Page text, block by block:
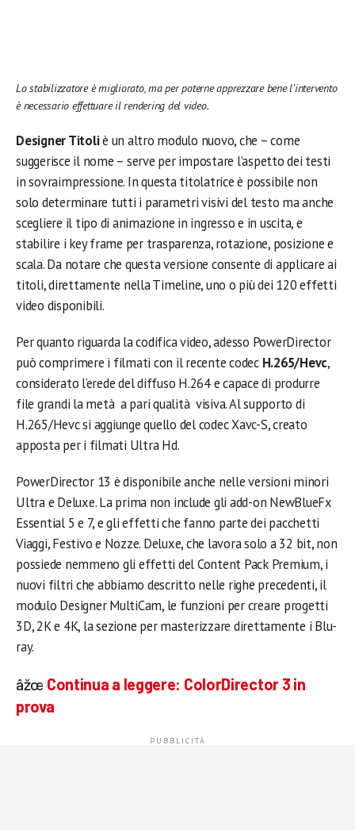
Lo stabilizzatore è migliorato, ma per poterne apprezzare bene l’intervento
è necessario effettuare il rendering del video.
Designer Titoliè un altro modulo nuovo, che – come
suggerisce il nome – serve per impostare l’aspetto dei testi
in sovraimpressione. In questa titolatrice è possibile non
solo determinare tutti i parametri visivi del testo ma anche
scegliere il tipo di animazione in ingresso e in uscita, e
stabilire i key frame per trasparenza, rotazione, posizione e
scala. Da notare che questa versione consente di applicare ai
titoli, direttamente nella Timeline, uno o più dei 120 effetti
video disponibili.
Per quanto riguarda la codifica video, adesso PowerDirector
può comprimere i filmati con il recente codec H.265/Hevc,
considerato l’erede del diffuso H.264 e capace di produrre
file grandi la metà a pari qualità visiva. Al supporto di
H.265/Hevc si aggiunge quello del codec Xavc-S, creato
apposta per i filmati Ultra Hd.
PowerDirector 13 è disponibile anche nelle versioni minori
Ultra e Deluxe. La prima non include gli add-on NewBlueFx
Essential 5 e 7, e gli effetti che fanno parte dei pacchetti
Viaggi, Festivo e Nozze. Deluxe, che lavora solo a 32 bit, non
possiede nemmeno gli effetti del Content Pack Premium, i
nuovi filtri che abbiamo descritto nelle righe precedenti, il
modulo Designer MultiCam, le funzioni per creare progetti
3D, 2K e 4K, la sezione per masterizzare direttamente i Blu-
ray.
âžœ Continua a leggere: ColorDirector 3 in
prova